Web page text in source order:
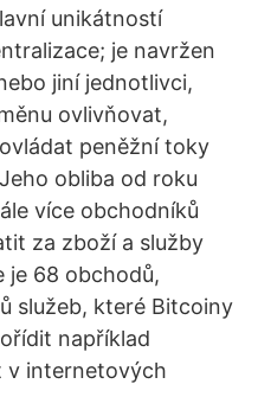
unikátností
je navržen
jiní jednotlivci,
ovlivňovat,
peněžní toky
obliba od roku
více obchodníků
za zboží a služby
je 68 obchodů,
služeb, které Bitcoiny
například
v internetových